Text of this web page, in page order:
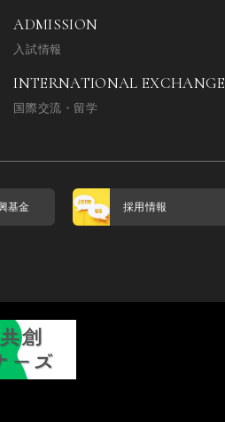
ADMISSION
入試情報
INTERNATIONAL EXCHANGE
国際交流・留学
基金 採用情報